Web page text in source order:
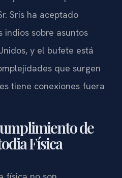
Sris ha aceptado
indios sobre asuntos
y el bufete está
que surgen
tiene conexiones fuera
de
Física